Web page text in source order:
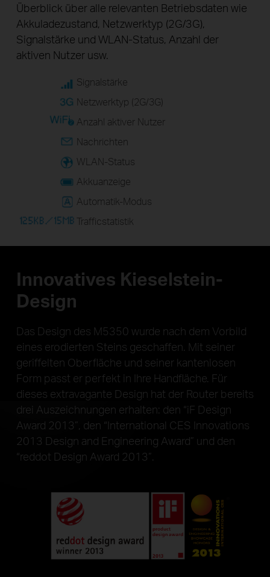
Überblick über alle relevanten Betriebsdaten wie
Akkuladezustand, Netzwerktyp (2G/3G),
Signalstärke und WLAN-Status, Anzahl der
aktiven Nutzer usw.
Signalstärke
Netzwerktyp (2G/3G)
Anzahl aktiver Nutzer
Nachrichten
WLAN-Status
Akkuanzeige
Automatik-Modus
Trafficstatistik
Innovatives Kieselstein-
Design
Das Design des M5350 wurde nach dem Vorbild
eines erodierten Steins geschaffen. Mit seiner
geriffelten Oberfläche und seiner kantenlosen
Form passt er perfekt in Ihre Handfläche. Für
dieses extravagante Design hat der Router bereits
drei Auszeichnungen erhalten: den “iF Design
Award 2013”, den “International CES Innovations
2013 Design and Engineering Award” und den
“reddot Design Award 2013”.